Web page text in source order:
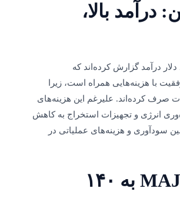
درآمد بالا،
بیت‌کوین در سال ۲۰۲۴ بیش از ۵ میلیارد دلار درآمد گزارش کرده‌اند که
با هزینه‌هایی همراه است، زیرا
صرف کرده‌اند. علیرغم این هزینه‌های
انرژی و تجهیزات استخراج به کاهش
سودآوری و هزینه‌های عملیاتی در
۳. رسیدن ارزش بازار $MAJOR به ۱۴۰